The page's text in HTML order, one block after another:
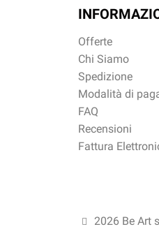
Offerte
Chi Siamo
Spedizione
Modalità di
FAQ
Recensioni
Fattura
2026 Be Art